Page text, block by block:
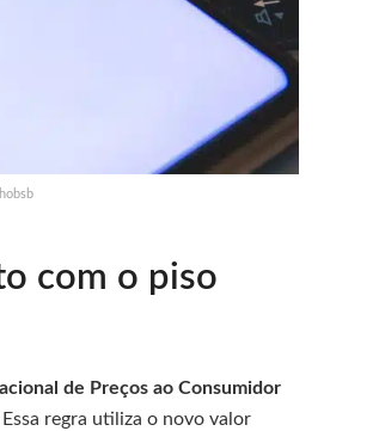
com o piso
de Preços ao Consumidor
regra utiliza o novo valor